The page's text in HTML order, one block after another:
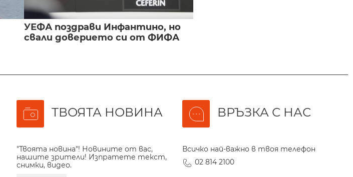
УЕФА поздрави Инфантино, но
свали доверието си от ФИФА
ТВОЯТА НОВИНА
"Твоята новина"! Новините от вас,
нашите зрители! Изпратете текст,
снимки, видео.
ВРЪЗКА С НАС
Всичко най-важно в твоя телефон
02 814 2100